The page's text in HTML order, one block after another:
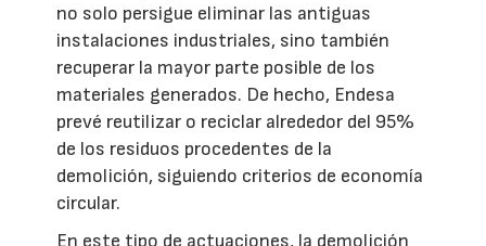
no solo persigue eliminar las antiguas
instalaciones industriales, sino también
recuperar la mayor parte posible de los
materiales generados. De hecho, Endesa
prevé reutilizar o reciclar alrededor del 95%
de los residuos procedentes de la
demolición, siguiendo criterios de economía
circular.
En este tipo de actuaciones, la demolición